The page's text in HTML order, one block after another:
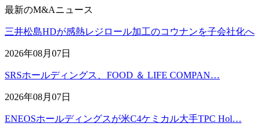
最新のM&Aニュース
三井松島HDが感熱レジロール加工のコウナンを子会社化へ
2026年08月07日
SRSホールディングス、FOOD ＆ LIFE COMPAN…
2026年08月07日
ENEOSホールディングスが米C4ケミカル大手TPC Hol…